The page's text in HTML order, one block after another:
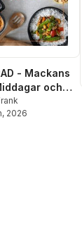
- Mackans
och
, 2026